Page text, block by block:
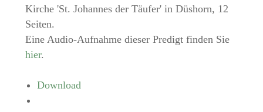
Kirche 'St. Johannes der Täufer' in Düshorn, 12
Seiten.
Eine Audio-Aufnahme dieser Predigt finden Sie
hier.
Download